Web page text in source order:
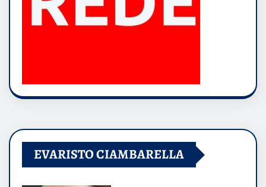
EVARISTO CIAMBARELLA